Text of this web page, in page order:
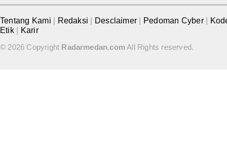
Tentang Kami Redaksi Desclaimer Pedoman Cyber
Etik
Karir
© 2026 Copyright Radarmedan.comAll Rights reserved.